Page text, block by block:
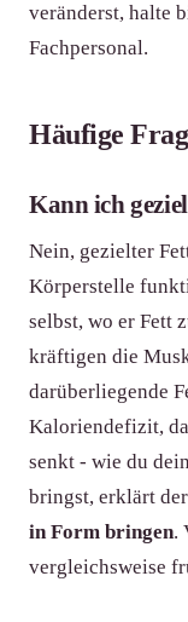
veränderst, halte
Fachpersonal.
Häufige
Kann ich
Nein, gezielter
Körperstelle
selbst, wo er Fett
kräftigen die
darüberliegende
Kaloriendefizit,
senkt - wie du
bringst, erklärt
in Form bringen.
vergleichsweise